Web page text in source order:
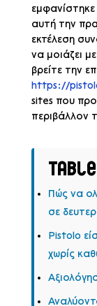
αυτή την
εκτέλεση
να μοιάζει
βρείτε την
https://
sites που
περιβάλλον
Πώς να
σε
Pistolo
χωρίς